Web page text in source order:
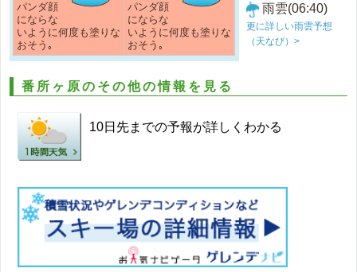
パンダ顔
にならな
いように何度も塗りな
おそう｡
パンダ顔
にならな
いように何度も塗りな
おそう｡
雨雲(06:40)
更に詳しい雨雲予想
（天なび）>
番所ヶ原のその他の情報を見る
10日先までの予報が詳しくわかる